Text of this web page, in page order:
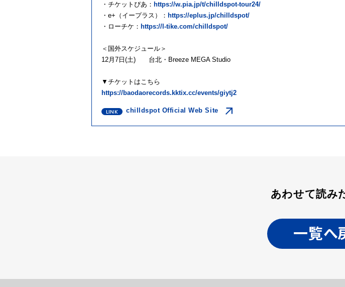
・チケットぴあ： https://w.pia.jp/t/chilldspot-tour24/
・e+（イープラス）： https://eplus.jp/chilldspot/
・ローチケ： https://l-tike.com/chilldspot/
＜国外スケジュール＞
12月7日(土) 台北・Breeze MEGA Studio
▼チケットはこちら
https://baodaorecords.kktix.cc/events/giytj2
chilldspot Official Web Site
あわせて読み
一覧へ